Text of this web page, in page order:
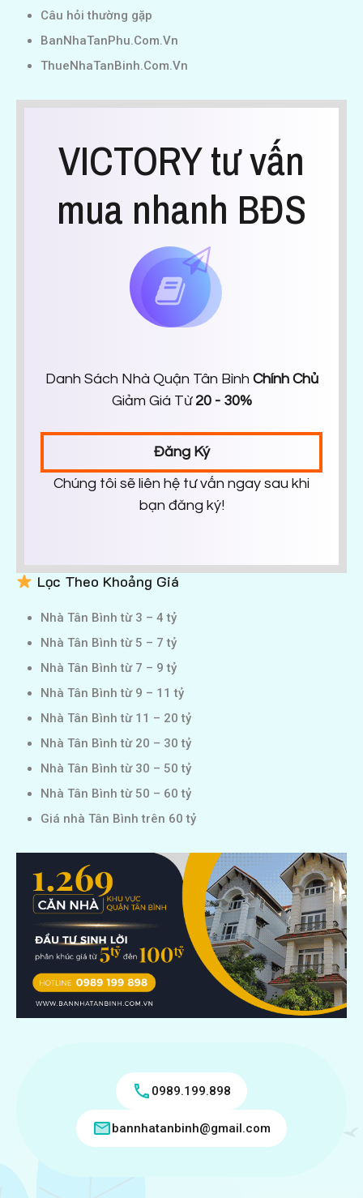
Câu hỏi thường gặp
BanNhaTanPhu.Com.Vn
ThueNhaTanBinh.Com.Vn
VICTORY tư vấn
mua nhanh BĐS
Danh Sách Nhà Quận Tân Bình Chính Chủ
Giảm Giá Từ 20 - 30%
Đăng Ký
Chúng tôi sẽ liên hệ tư vấn ngay sau khi
bạn đăng ký!
Lọc Theo Khoảng Giá
Nhà Tân Bình từ 3 – 4 tỷ
Nhà Tân Bình từ 5 – 7 tỷ
Nhà Tân Bình từ 7 – 9 tỷ
Nhà Tân Bình từ 9 – 11 tỷ
Nhà Tân Bình từ 11 – 20 tỷ
Nhà Tân Bình từ 20 – 30 tỷ
Nhà Tân Bình từ 30 – 50 tỷ
Nhà Tân Bình từ 50 – 60 tỷ
Giá nhà Tân Bình trên 60 tỷ
0989.199.898
bannhatanbinh@gmail.com